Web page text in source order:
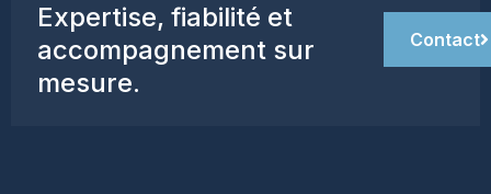
Expertise, fiabilité et
accompagnement sur
mesure.
Contact